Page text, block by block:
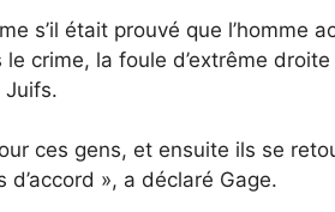
s’il était prouvé que l’homme
crime, la foule d’extrême
Juifs.
ces gens, et ensuite ils se
», a déclaré Gage.